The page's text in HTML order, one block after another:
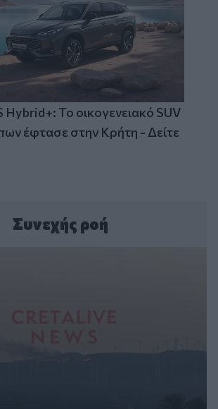
Hybrid+: Το οικογενειακό SUV
έφτασε στην Κρήτη - Δείτε
Συνεχής ροή